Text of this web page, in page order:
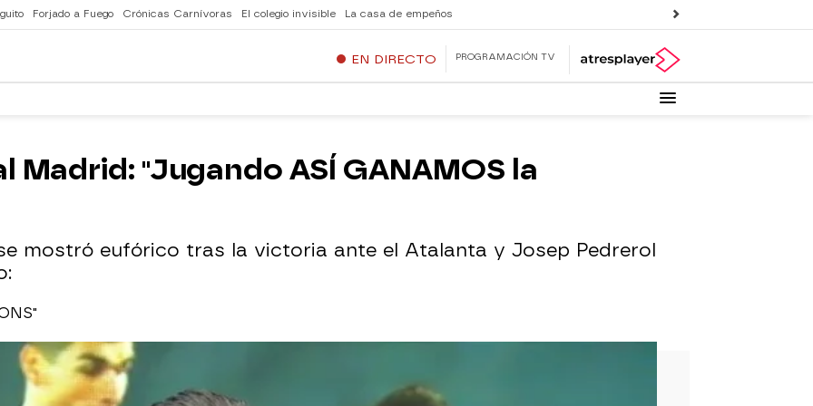
Forjado a Fuego Crónicas Carnívoras El colegio invisible La casa de empeños
EN DIRECTO PROGRAMACIÓN TV
Madrid: "Jugando ASÍ GANAMOS la
mostró eufórico tras la victoria ante el Atalanta y Josep Pedrerol